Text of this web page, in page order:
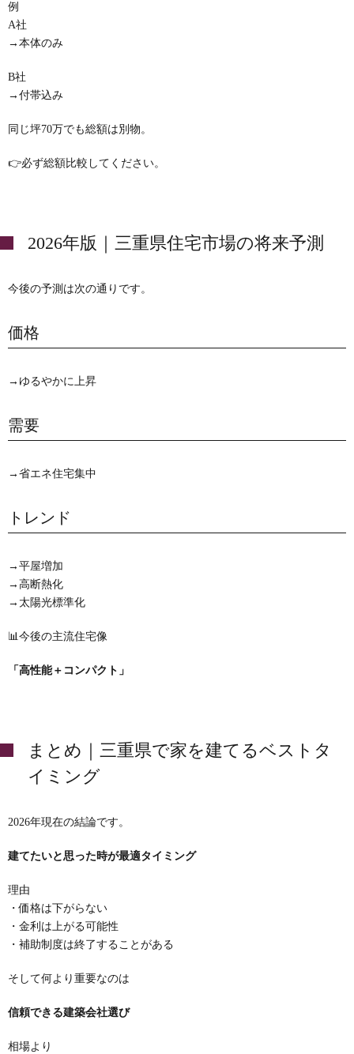
例
A社
→本体のみ
B社
→付帯込み
同じ坪70万でも総額は別物。
👉必ず総額比較してください。
2026年版｜三重県住宅市場の将来予測
今後の予測は次の通りです。
価格
→ゆるやかに上昇
需要
→省エネ住宅集中
トレンド
→平屋増加
→高断熱化
→太陽光標準化
📊今後の主流住宅像
「高性能＋コンパクト」
まとめ｜三重県で家を建てるベストタ
イミング
2026年現在の結論です。
建てたいと思った時が最適タイミング
理由
・価格は下がらない
・金利は上がる可能性
・補助制度は終了することがある
そして何より重要なのは
信頼できる建築会社選び
相場より